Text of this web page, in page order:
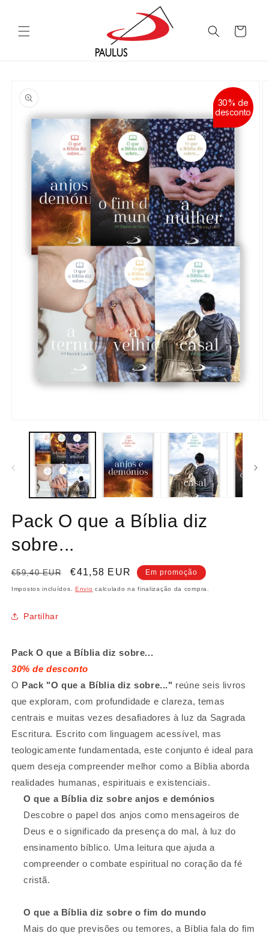
conteúdo
Carrinho
informação
do produto
30% de
desconto
conteúdo
multimédia
modal
Pack O que a Bíblia diz
sobre...
Preço
normal
€59,40 EUR
Preço
de
€41,58 EUR Em promoção
Impostos incluídos. Envio calculado na finalização da compra.
Partilhar
Pack O que a Bíblia diz sobre...
30% de desconto
O Pack "O que a Bíblia diz sobre..." reúne seis livros
que exploram, com profundidade e clareza, temas
centrais e muitas vezes desafiadores à luz da Sagrada
Escritura. Escrito com linguagem acessível, mas
teologicamente fundamentada, este conjunto é ideal para
quem deseja compreender melhor como a Bíblia aborda
realidades humanas, espirituais e existenciais.
O que a Bíblia diz sobre anjos e demónios
Descobre o papel dos anjos como mensageiros de
Deus e o significado da presença do mal, à luz do
ensinamento bíblico. Uma leitura que ajuda a
compreender o combate espiritual no coração da fé
cristã.
O que a Bíblia diz sobre o fim do mundo
Mais do que previsões ou temores, a Bíblia fala do fim